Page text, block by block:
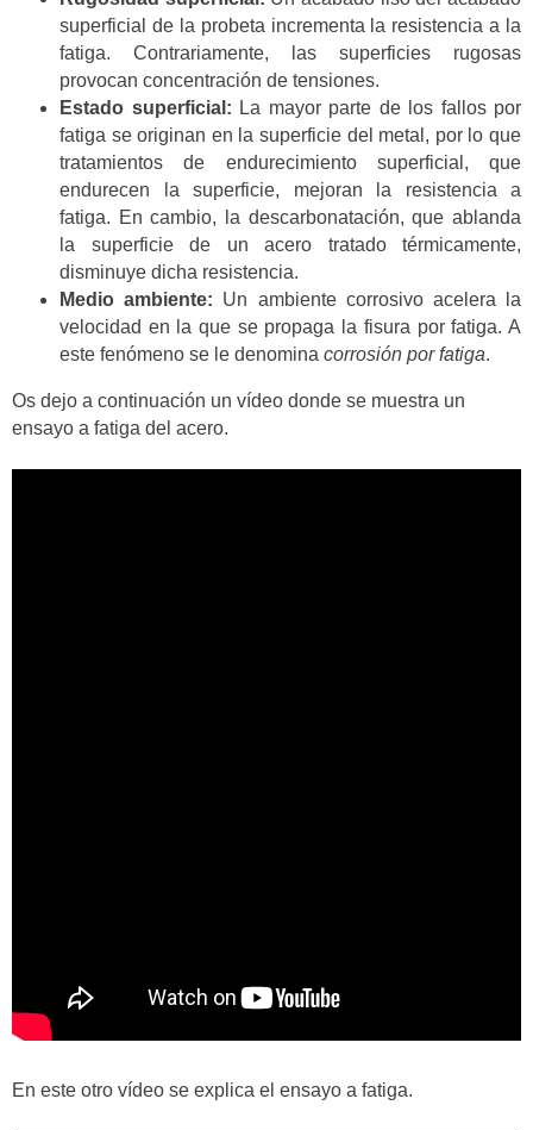
superficial de la probeta incrementa la resistencia a la
fatiga. Contrariamente, las superficies rugosas
provocan concentración de tensiones.
Estado superficial: La mayor parte de los fallos por
fatiga se originan en la superficie del metal, por lo que
tratamientos de endurecimiento superficial, que
endurecen la superficie, mejoran la resistencia a
fatiga. En cambio, la descarbonatación, que ablanda
la superficie de un acero tratado térmicamente,
disminuye dicha resistencia.
Medio ambiente: Un ambiente corrosivo acelera la
velocidad en la que se propaga la fisura por fatiga. A
este fenómeno se le denomina corrosión por fatiga.
Os dejo a continuación un vídeo donde se muestra un
ensayo a fatiga del acero.
En este otro vídeo se explica el ensayo a fatiga.